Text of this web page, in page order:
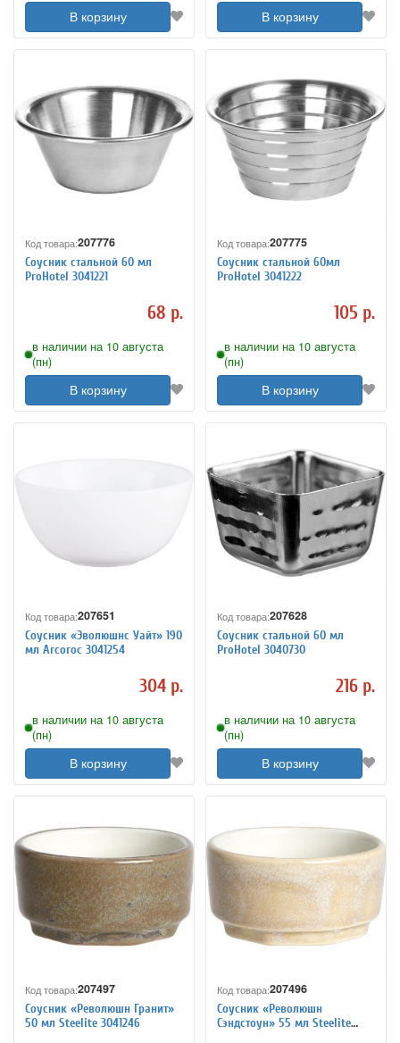
В корзину В корзину
Код товара:207776
Соусник стальной 60 мл
ProHotel 3041221
68 р.
в наличии на 10 августа
(пн)
В корзину
Код товара:207775
Соусник стальной 60мл
ProHotel 3041222
105 р.
в наличии на 10 августа
(пн)
В корзину
Код товара:207651
Соусник «Эволюшнс Уайт» 190
мл Arcoroc 3041254
304 р.
в наличии на 10 августа
(пн)
В корзину
Код товара:207628
Соусник стальной 60 мл
ProHotel 3040730
216 р.
в наличии на 10 августа
(пн)
В корзину
Код товара:207497
Соусник «Революшн Гранит»
50 мл Steelite 3041246
Код товара:207496
Соусник «Революшн
Сэндстоун» 55 мл Steelite